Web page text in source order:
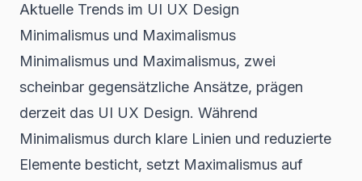
Aktuelle Trends im UI UX Design
Minimalismus und Maximalismus
Minimalismus und Maximalismus, zwei
scheinbar gegensätzliche Ansätze, prägen
derzeit das UI UX Design. Während
Minimalismus durch klare Linien und reduzierte
Elemente besticht, setzt Maximalismus auf